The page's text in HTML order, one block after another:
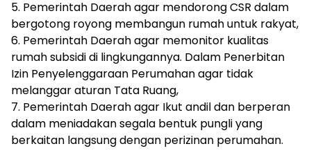
5. Pemerintah Daerah agar mendorong CSR dalam
bergotong royong membangun rumah untuk rakyat,
6. Pemerintah Daerah agar memonitor kualitas
rumah subsidi di lingkungannya. Dalam Penerbitan
Izin Penyelenggaraan Perumahan agar tidak
melanggar aturan Tata Ruang,
7. Pemerintah Daerah agar Ikut andil dan berperan
dalam meniadakan segala bentuk pungli yang
berkaitan langsung dengan perizinan perumahan.